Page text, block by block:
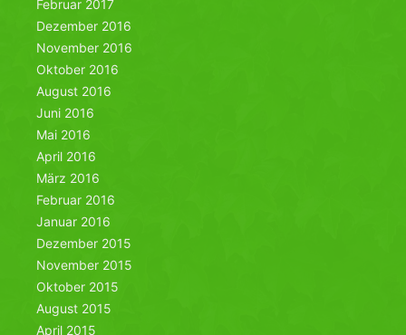
Februar 2017
Dezember 2016
November 2016
Oktober 2016
August 2016
Juni 2016
Mai 2016
April 2016
März 2016
Februar 2016
Januar 2016
Dezember 2015
November 2015
Oktober 2015
August 2015
April 2015